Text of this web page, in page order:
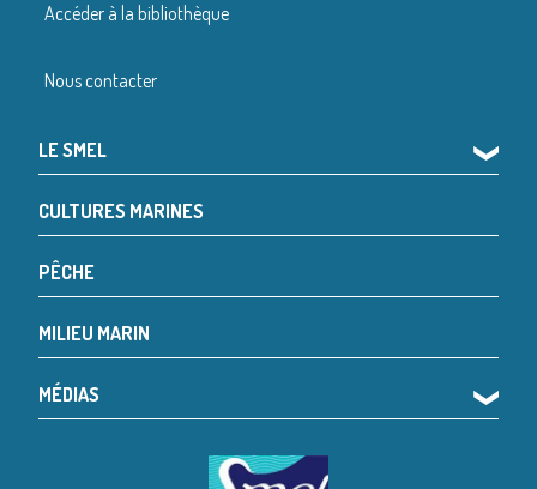
Accéder à la bibliothèque
Nous contacter
LE SMEL ❯
CULTURES MARINES
PÊCHE
MILIEU MARIN
MÉDIAS ❯